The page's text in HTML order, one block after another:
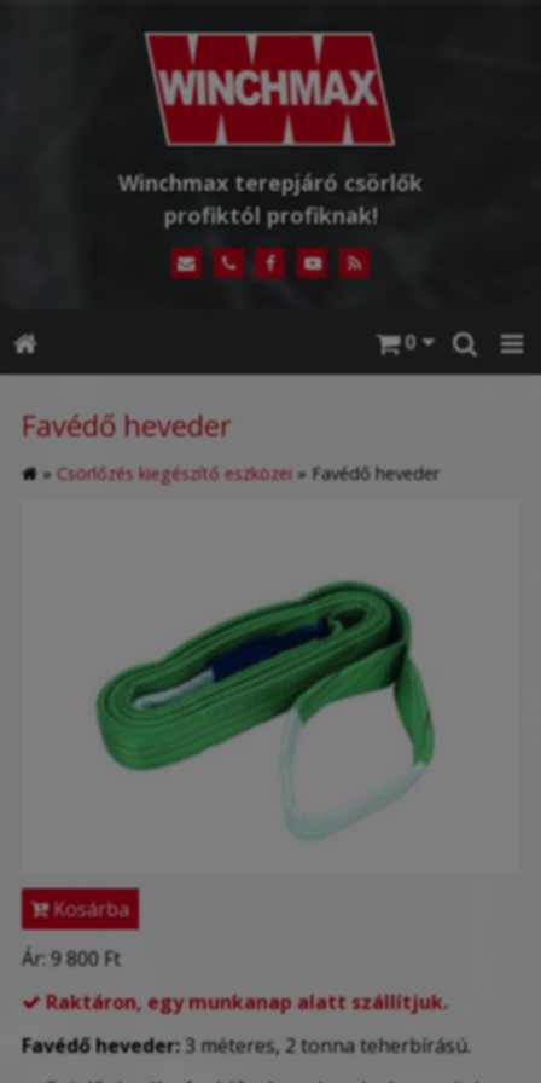
Winchmax terepjáró csörlők
profiktól profiknak!
0
Favédő heveder
» Csörlőzés kiegészítő eszközei » Favédő heveder
Kosárba
Ár: 9 800 Ft
 Raktáron, egy munkanap alatt szállítjuk.
Favédő heveder: 3 méteres, 2 tonna teherbírású.